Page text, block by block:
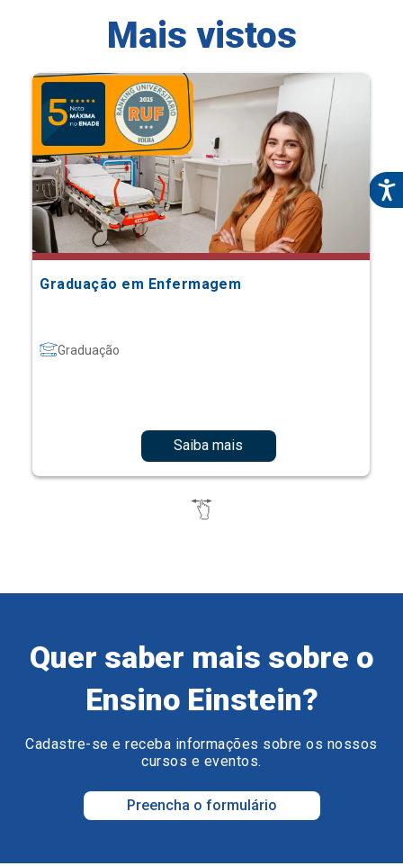
Mais vistos
Graduação em Enfermagem
Graduação
Saiba mais
Quer saber mais sobre o
Ensino Einstein?
Cadastre-se e receba informações sobre os nossos
cursos e eventos.
Preencha o formulário